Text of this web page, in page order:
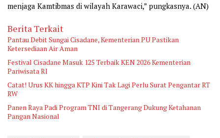
menjaga Kamtibmas di wilayah Karawaci,” pungkasnya. (AN)
Berita Terkait
Pantau Debit Sungai Cisadane, Kementerian PU Pastikan
Ketersediaan Air Aman
Festival Cisadane Masuk 125 Terbaik KEN 2026 Kementerian
Pariwisata RI
Catat! Urus KK hingga KTP Kini Tak Lagi Perlu Surat Pengantar RT
RW
Panen Raya Padi Program TNI di Tangerang Dukung Ketahanan
Pangan Nasional